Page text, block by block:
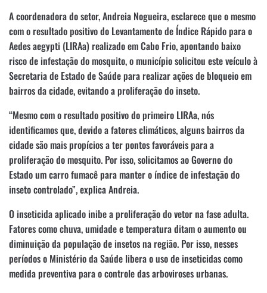
A coordenadora do setor, Andreia Nogueira, esclarece que o mesmo
com o resultado positivo do Levantamento de Índice Rápido para o
Aedes aegypti (LIRAa) realizado em Cabo Frio, apontando baixo
risco de infestação do mosquito, o município solicitou este veículo à
Secretaria de Estado de Saúde para realizar ações de bloqueio em
bairros da cidade, evitando a proliferação do inseto.
“Mesmo com o resultado positivo do primeiro LIRAa, nós
identificamos que, devido a fatores climáticos, alguns bairros da
cidade são mais propícios a ter pontos favoráveis para a
proliferação do mosquito. Por isso, solicitamos ao Governo do
Estado um carro fumacê para manter o índice de infestação do
inseto controlado”, explica Andreia.
O inseticida aplicado inibe a proliferação do vetor na fase adulta.
Fatores como chuva, umidade e temperatura ditam o aumento ou
diminuição da população de insetos na região. Por isso, nesses
períodos o Ministério da Saúde libera o uso de inseticidas como
medida preventiva para o controle das arboviroses urbanas.